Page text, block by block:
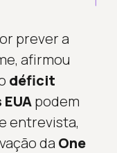
prever a
afirmou
déficit
podem
entrevista,
da One